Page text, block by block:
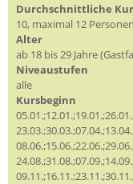
Durchschnittliche
10, maximal 12 Personen
Alter
ab 18 bis 29 Jahre
Niveaustufen
alle
Kursbeginn